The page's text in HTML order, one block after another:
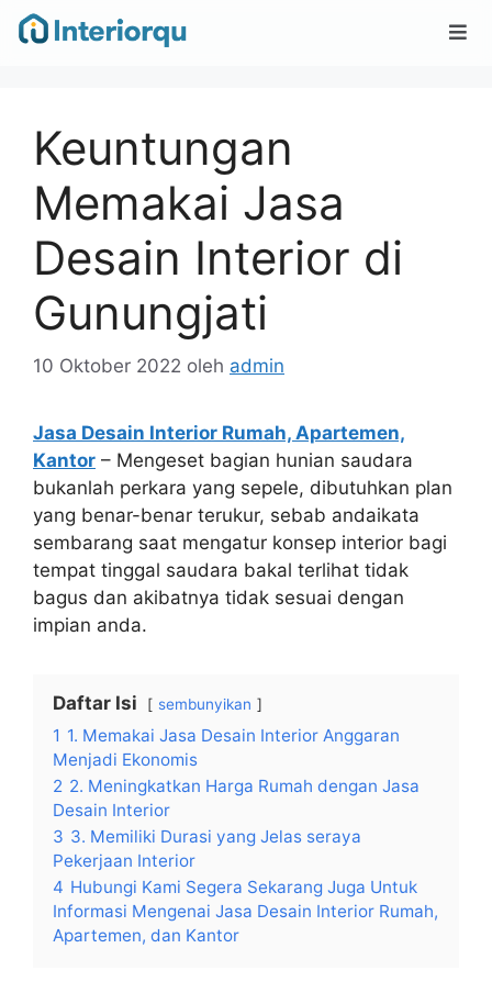
Keuntungan
Memakai Jasa
Desain Interior di
Gunungjati
10 Oktober 2022 oleh admin
Jasa Desain Interior Rumah, Apartemen,
Kantor – Mengeset bagian hunian saudara
bukanlah perkara yang sepele, dibutuhkan plan
yang benar-benar terukur, sebab andaikata
sembarang saat mengatur konsep interior bagi
tempat tinggal saudara bakal terlihat tidak
bagus dan akibatnya tidak sesuai dengan
impian anda.
Daftar Isi sembunyikan
1 1. Memakai Jasa Desain Interior Anggaran
Menjadi Ekonomis
2 2. Meningkatkan Harga Rumah dengan Jasa
Desain Interior
3 3. Memiliki Durasi yang Jelas seraya
Pekerjaan Interior
4 Hubungi Kami Segera Sekarang Juga Untuk
Informasi Mengenai Jasa Desain Interior Rumah,
Apartemen, dan Kantor